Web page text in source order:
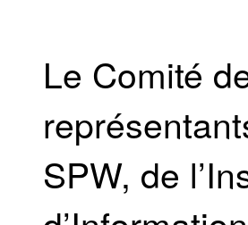
Le Comité
SPW, de